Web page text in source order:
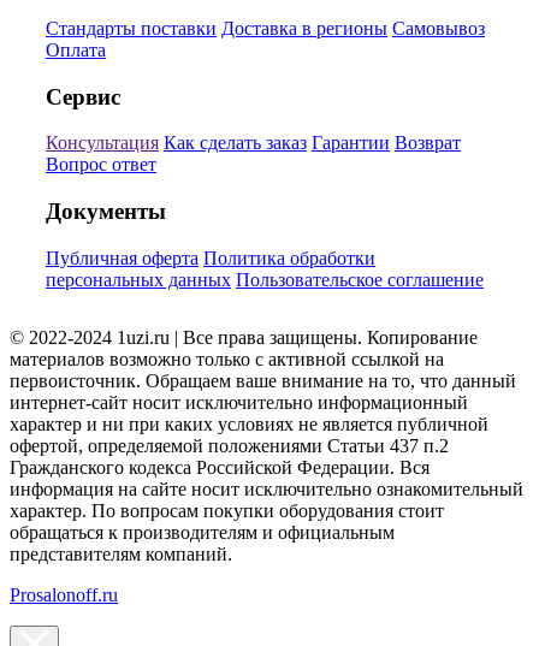
Стандарты поставки Доставка в регионы Самовывоз
Оплата
Сервис
Консультация Как сделать заказ Гарантии Возврат
Вопрос ответ
Документы
Публичная оферта Политика обработки
персональных данных Пользовательское соглашение
© 2022-2024 1uzi.ru | Все права защищены. Копирование
материалов возможно только с активной ссылкой на
первоисточник. Обращаем ваше внимание на то, что данный
интернет-сайт носит исключительно информационный
характер и ни при каких условиях не является публичной
офертой, определяемой положениями Статьи 437 п.2
Гражданского кодекса Российской Федерации. Вся
информация на сайте носит исключительно ознакомительный
характер. По вопросам покупки оборудования стоит
обращаться к производителям и официальным
представителям компаний.
Prosalonoff.ru